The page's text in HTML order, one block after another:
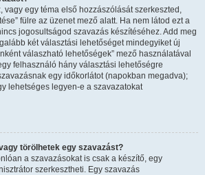
vagy egy téma első hozzászólását szerkeszted,
fülre az üzenet mező alatt. Ha nem látod ezt a
jogosultságod szavazás készítéséhez. Add meg
két választási lehetőséget mindegyiket új
válaszható lehetőségek” mező használatával
felhasználó hány választási lehetőségre
egy időkorlátot (napokban megadva);
lehetséges legyen-e a szavazatokat
törölhetek egy szavazást?
a szavazásokat is csak a készítő, egy
szerkesztheti. Egy szavazás